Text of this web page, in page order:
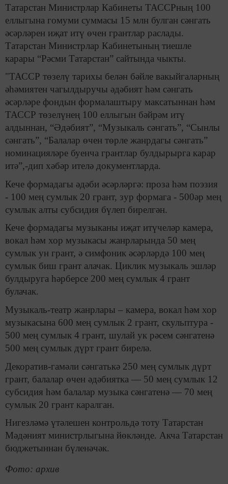
Татарстан Министрлар Кабинеты ТАССРның 100
еллыгына гомуми суммасы 15 млн булган сәнгать
әсәрләрен иҗат итү өчен грантлар раслады.
Татарстан Министрлар Кабинетының тиешле
карары “Рәсми Татарстан” сайтында чыкты.
"ТАССР төзелү тарихы белән бәйле вакыйгаларның
әһәмиятен чагылдыручы әдәбият һәм сәнгать
әсәрләре фондын формалаштыру максатыннан һәм
ТАССР төзелүнең 100 еллыгын бәйрәм итү
алдыннан, “Әдәбият”, “Музыкаль сәнгать”, “Сынлы
сәнгать”, “Балалар өчен төрле жанрдагы сәнгать”
номинацияләре буенча грантлар булдырырга карар
итә”,-дип хәбәр ителә документларда.
Кече формадагы әдәби әсәрләргә: проза һәм поэзия
- 100 мең сумлык 20 грант, зур формага - 500әр мең
сумлык алты субсидия бүлеп бирелгән.
Кече формадагы музыканы иҗат итүчеләр камера,
вокал һәм хор музыкасы жанрларында 50 мең
сумлык ун грант, ә симфоник әсәрләрдә 100 мең
сумлык биш грант алачак. Циклик музыкаль эшләр
булдыруга һәрберсе 200 мең сумлык 4 грант
булачак.
Музыкаль-театр жанрлары – камера, вокал һәм хор
музыкасына 600 мең сумлык 2 грант, скульптура -
500 мең сумлык 4 грант, шулай ук рәсем сәнгатенә
500 мең сумлык дүрт грант бирелә.
Декоратив-гамәли сәнгатькә 250 мең сумлык дүрт
грант, балалар өчен әдәбиятка — 50 мең сумлык 12
субсидия һәм балалар музыка сәнгатенә — 70 мең
сумлык 20 грант каралган.
Нигезләмә үтәлешен контрольдә тоту Татарстан
Мәдәният министрлыгына йөкләнде. Акча Татарстан
бюджетыннан бүленәчәк.
Фото: архив